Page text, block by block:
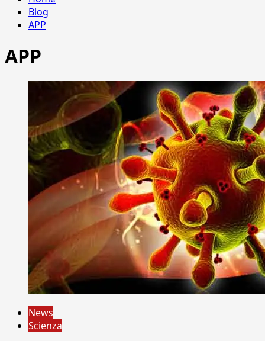
Blog
APP
APP
News
Scienza